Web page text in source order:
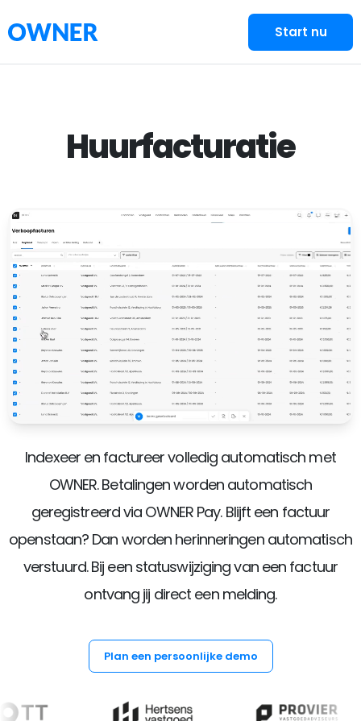
Start nu
Huurfacturatie
Indexeer en factureer volledig automatisch met
OWNER. Betalingen worden automatisch
geregistreerd via OWNER Pay. Blijft een factuur
openstaan? Dan worden herinneringen automatisch
verstuurd. Bij een statuswijziging van een factuur
ontvang jij direct een melding.
Plan een persoonlijke demo